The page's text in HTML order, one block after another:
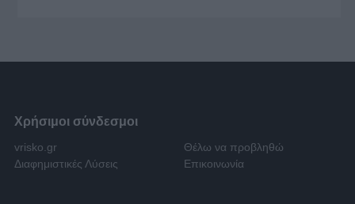
Χρήσιμοι σύνδεσμοι
vrisko.gr
Θέλω να προβληθώ
Διαφημιστικές Λύσεις
Επικοινωνία